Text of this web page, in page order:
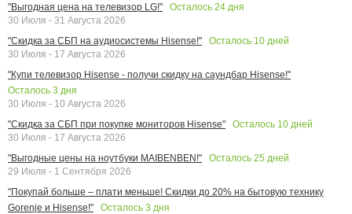
"Выгодная цена на телевизор LG!"
Осталось 24 дня
30 Июля - 31 Августа 2026
"Скидка за СБП на аудиосистемы Hisense!"
Осталось 10 дней
30 Июля - 17 Августа 2026
"Купи телевизор Hisense - получи скидку на саундбар Hisense!"
Осталось 3 дня
30 Июля - 10 Августа 2026
"Скидка за СБП при покупке мониторов Hisense"
Осталось 10 дней
30 Июля - 17 Августа 2026
"Выгодные цены на ноутбуки MAIBENBEN!"
Осталось 25 дней
29 Июля - 1 Сентября 2026
"Покупай больше – плати меньше! Скидки до 20% на бытовую технику
Gorenje и Hisense!"
Осталось 3 дня